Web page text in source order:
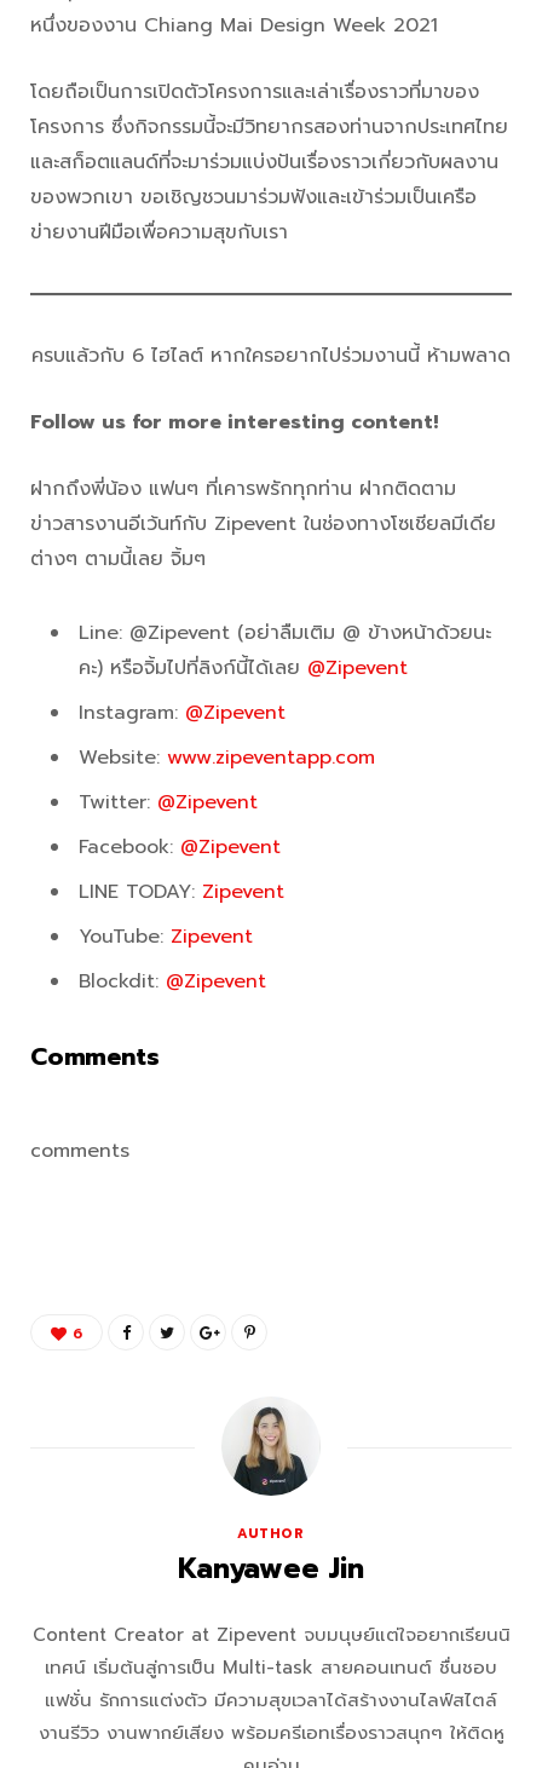
หนึ่งของงาน Chiang Mai Design Week 2021
โดยถือเป็นการเปิดตัวโครงการและเล่าเรื่องราวที่มาของ
โครงการ ซึ่งกิจกรรมนี้จะมีวิทยากรสองท่านจากประเทศไทย
และสก็อตแลนด์ที่จะมาร่วมแบ่งปันเรื่องราวเกี่ยวกับผลงาน
ของพวกเขา ขอเชิญชวนมาร่วมฟังและเข้าร่วมเป็นเครือ
ข่ายงานฝีมือเพื่อความสุขกับเรา
ครบแล้วกับ 6 ไฮไลต์ หากใครอยากไปร่วมงานนี้ ห้ามพลาด
Follow us for more interesting content!
ฝากถึงพี่น้อง แฟนๆ ที่เคารพรักทุกท่าน ฝากติดตาม
ข่าวสารงานอีเว้นท์กับ Zipevent ในช่องทางโซเชียลมีเดีย
ต่างๆ ตามนี้เลย จิ้มๆ
Line: @Zipevent (อย่าลืมเติม @ ข้างหน้าด้วยนะ
คะ) หรือจิ้มไปที่ลิงก์นี้ได้เลย @Zipevent
Instagram: @Zipevent
Website: www.zipeventapp.com
Twitter: @Zipevent
Facebook: @Zipevent
LINE TODAY: Zipevent
YouTube: Zipevent
Blockdit: @Zipevent
Comments
comments
6
AUTHOR
Kanyawee Jin
Content Creator at Zipevent จบมนุษย์แต่ใจอยากเรียนนิ
เทศน์ เริ่มต้นสู่การเป็น Multi-task สายคอนเทนต์ ชื่นชอบ
แฟชั่น รักการแต่งตัว มีความสุขเวลาได้สร้างงานไลฟ์สไตล์
งานรีวิว งานพากย์เสียง พร้อมครีเอทเรื่องราวสนุกๆ ให้ติดหู